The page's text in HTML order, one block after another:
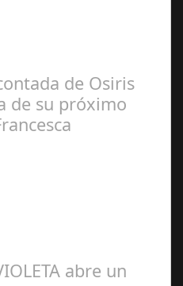
de Osiris
de su próximo
abre un